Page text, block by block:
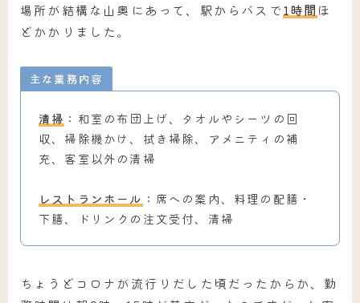
場所が結構な山奥にあって、駅からバスで1時間 ほ
どかかりました。
主な業務内容
清掃 ：和室の布団上げ、タオルやシーツの回
収、掃除機かけ、拭き掃除、アメニティの補
充、客室以外の清掃
レストランホール ：席への案内、料理の配膳・
下膳、ドリンクの注文受付、清掃
ちょうどコロナが流行りだした頃だったからか、勤